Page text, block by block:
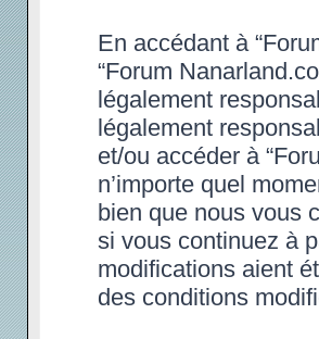
En accédant à
“Forum
légalement
légalement
et/ou accéder à
n’importe quel
bien que nous vous
si vous continuez à
modifications aient
des conditions